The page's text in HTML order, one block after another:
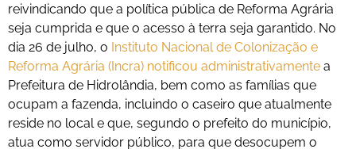
reivindicando que a política pública de Reforma Agrária
seja cumprida e que o acesso à terra seja garantido. No
dia 26 de julho, o Instituto Nacional de Colonização e
Reforma Agrária (Incra) notificou administrativamente a
Prefeitura de Hidrolândia, bem como as famílias que
ocupam a fazenda, incluindo o caseiro que atualmente
reside no local e que, segundo o prefeito do município,
atua como servidor público, para que desocupem o